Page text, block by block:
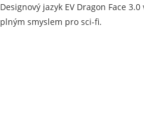
Designový jazyk EV Dragon Face
plným smyslem pro sci-fi.